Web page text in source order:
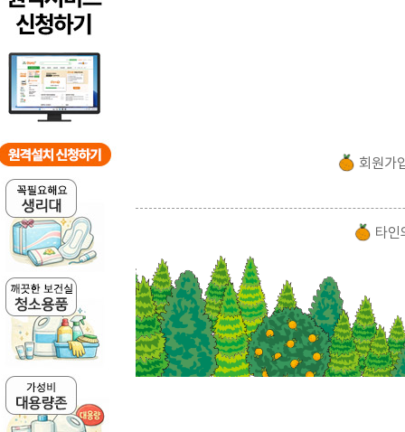
회원가
타인